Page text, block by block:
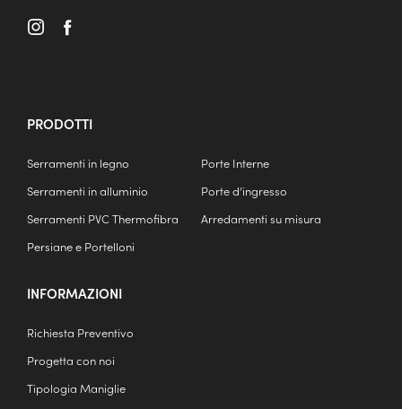
PRODOTTI
Serramenti in legno
Porte Interne
Serramenti in alluminio
Porte d’ingresso
Serramenti PVC Thermofibra
Arredamenti su misura
Persiane e Portelloni
INFORMAZIONI
Richiesta Preventivo
Progetta con noi
Tipologia Maniglie